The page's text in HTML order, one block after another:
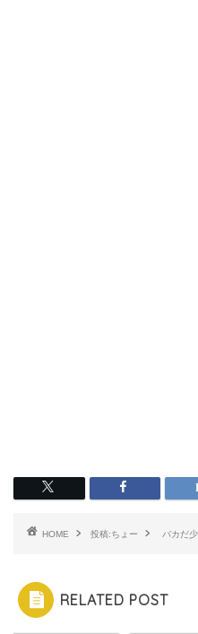
HOME 投稿:ちょー バカだ
RELATED POST